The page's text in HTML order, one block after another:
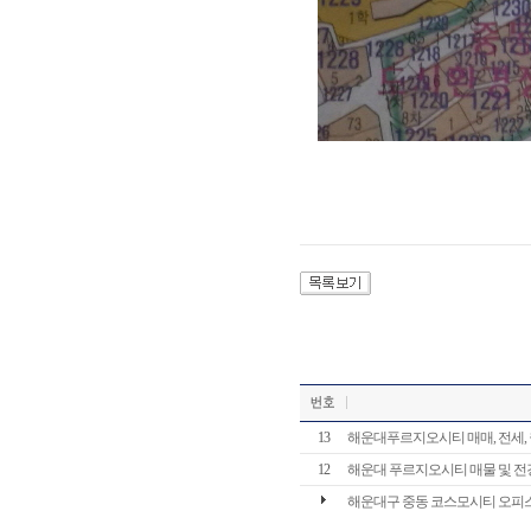
13
해운대푸르지오시티 매매, 전세,
12
해운대 푸르지오시티 매물 및 전
해운대구 중동 코스모시티 오피